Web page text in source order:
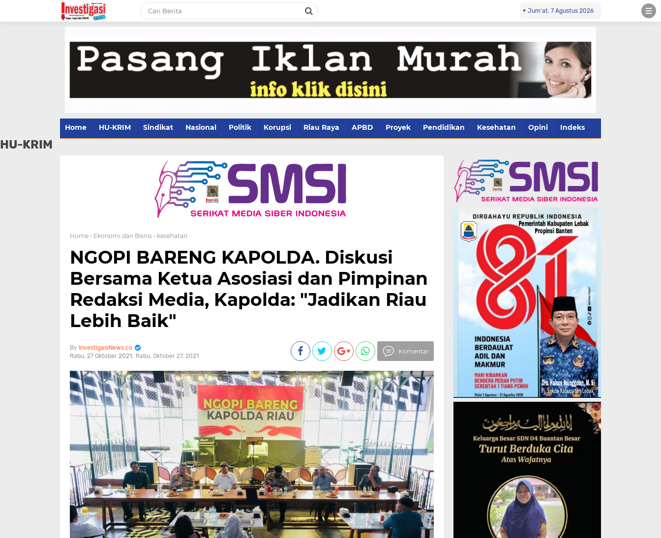
Jum'at, 7 Agustus 2026
Home HU-KRIM Sindikat Nasional Politik Korupsi Riau Raya APBD Proyek Pendidikan Kesehatan Opini Indeks
HU-KRIM
Home › Ekonomi dan Bisnis › kesehatan
NGOPI BARENG KAPOLDA. Diskusi
Bersama Ketua Asosiasi dan Pimpinan
Redaksi Media, Kapolda: "Jadikan Riau
Lebih Baik"
InvestigasiNews.co
Rabu, 27 Oktober 2021
Rabu, Oktober 27, 2021
Komentar